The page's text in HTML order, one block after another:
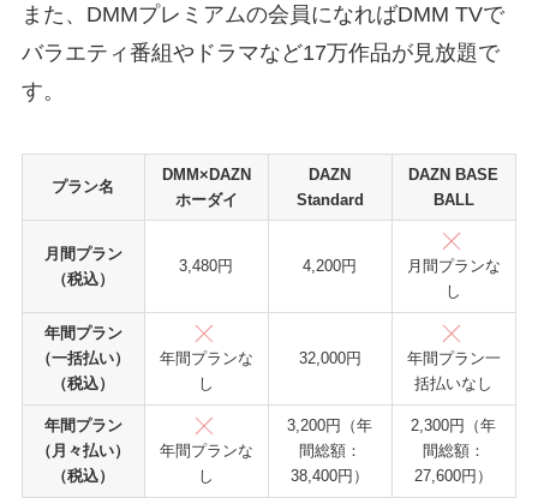
また、DMMプレミアムの会員になればDMM TVで
バラエティ番組やドラマなど17万作品が見放題で
す。
プラン名
DMM×DAZN
ホーダイ
DAZN
Standard
DAZN BASE
BALL
月間プラン
（税込）
3,480円 4,200円
月間プランな
し
年間プラン
（一括払い）
（税込）
年間プランな
し
32,000円
年間プラン一
括払いなし
年間プラン
（月々払い）
（税込）
年間プランな
し
3,200円（年
間総額：
38,400円）
2,300円（年
間総額：
27,600円）